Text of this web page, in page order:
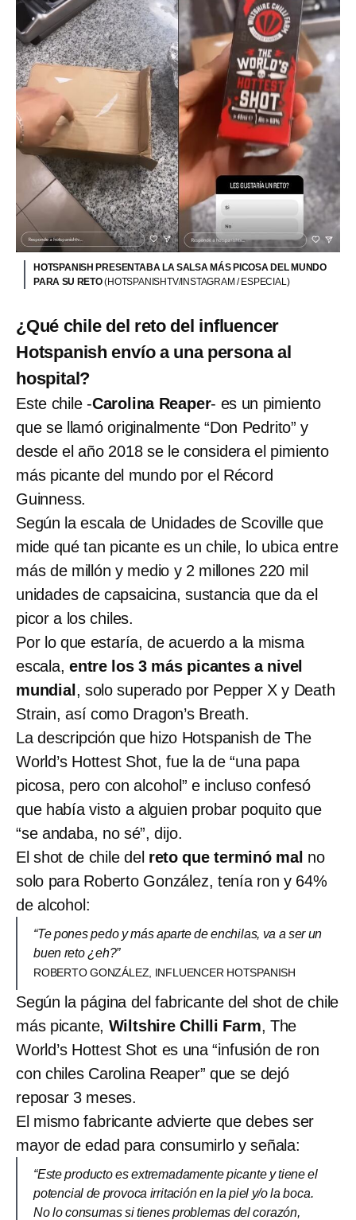
HOTSPANISH PRESENTABA LA SALSA MÁS PICOSA DEL MUNDO
PARA SU RETO(HOTSPANISHTV/INSTAGRAM / ESPECIAL)
¿Qué chile del reto del influencer
Hotspanish envío a una persona al
hospital?
Este chile -Carolina Reaper- es un pimiento
que se llamó originalmente “Don Pedrito” y
desde el año 2018 se le considera el pimiento
más picante del mundo por el Récord
Guinness.
Según la escala de Unidades de Scoville que
mide qué tan picante es un chile, lo ubica entre
más de millón y medio y 2 millones 220 mil
unidades de capsaicina, sustancia que da el
picor a los chiles.
Por lo que estaría, de acuerdo a la misma
escala, entre los 3 más picantes a nivel
mundial, solo superado por Pepper X y Death
Strain, así como Dragon’s Breath.
La descripción que hizo Hotspanish de The
World’s Hottest Shot, fue la de “una papa
picosa, pero con alcohol” e incluso confesó
que había visto a alguien probar poquito que
“se andaba, no sé”, dijo.
El shot de chile del reto que terminó mal no
solo para Roberto González, tenía ron y 64%
de alcohol:
“Te pones pedo y más aparte de enchilas, va a ser un
buen reto ¿eh?”
ROBERTO GONZÁLEZ, INFLUENCER HOTSPANISH
Según la página del fabricante del shot de chile
más picante, Wiltshire Chilli Farm, The
World’s Hottest Shot es una “infusión de ron
con chiles Carolina Reaper” que se dejó
reposar 3 meses.
El mismo fabricante advierte que debes ser
mayor de edad para consumirlo y señala:
“Este producto es extremadamente picante y tiene el
potencial de provoca irritación en la piel y/o la boca.
No lo consumas si tienes problemas del corazón,